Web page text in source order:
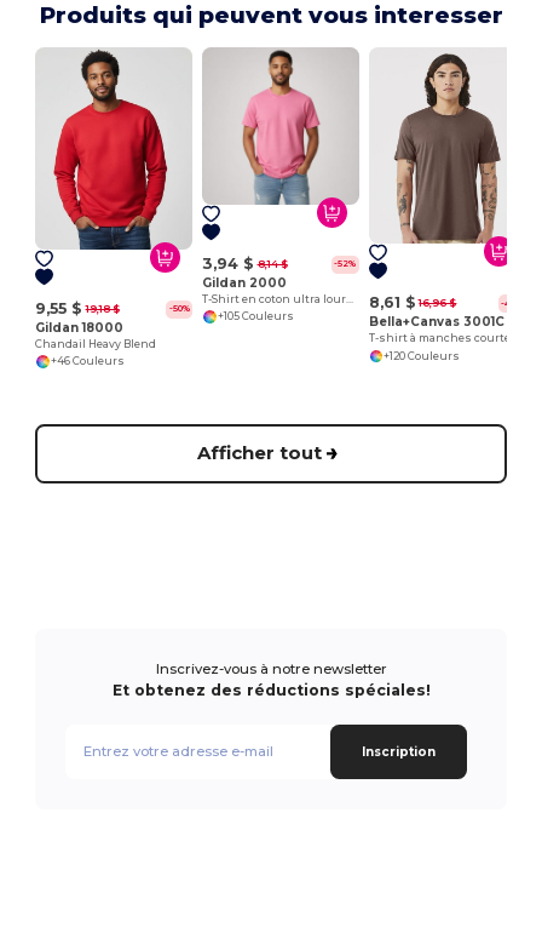
Produits qui peuvent vous interesser
9,55 $ 19,18 $ -50%
Gildan 18000
Chandail Heavy Blend
+46 Couleurs
3,94 $ 8,14 $ -52%
Gildan 2000
+105 Couleurs
8,61 $ 16,96 $ -49%
Bella+Canvas 3001C
+120 Couleurs
Afficher tout
Inscrivez-vous à notre newsletter
Et obtenez des réductions spéciales!
Inscription